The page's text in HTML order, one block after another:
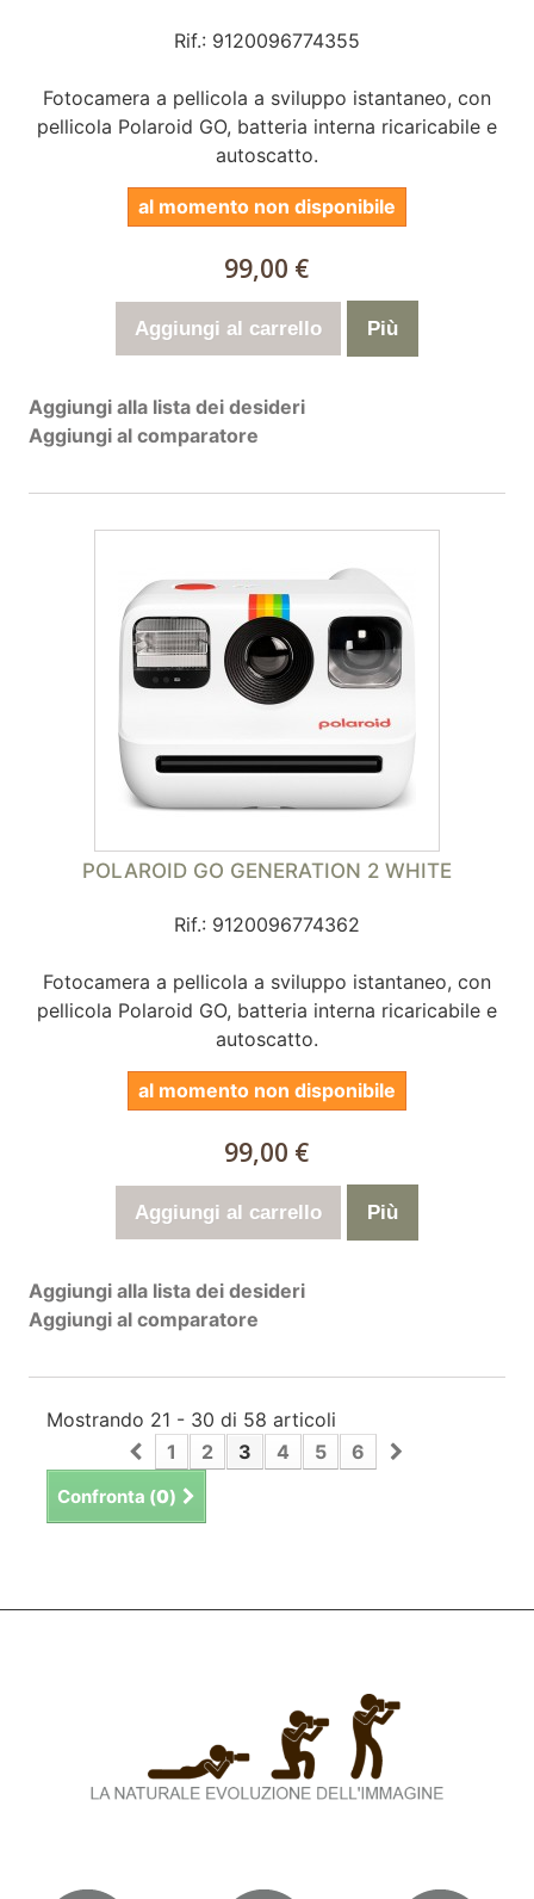
Rif.: 9120096774355
Fotocamera a pellicola a sviluppo istantaneo, con
pellicola Polaroid GO, batteria interna ricaricabile e
autoscatto.
al momento non disponibile
99,00 €
Aggiungi al carrello Più
Aggiungi alla lista dei desideri
Aggiungi al comparatore
POLAROID GO GENERATION 2 WHITE
Rif.: 9120096774362
Fotocamera a pellicola a sviluppo istantaneo, con
pellicola Polaroid GO, batteria interna ricaricabile e
autoscatto.
al momento non disponibile
99,00 €
Aggiungi al carrello Più
Aggiungi alla lista dei desideri
Aggiungi al comparatore
Confronta (0)
1 2 3 4 5 6
Mostrando 21 - 30 di 58 articoli